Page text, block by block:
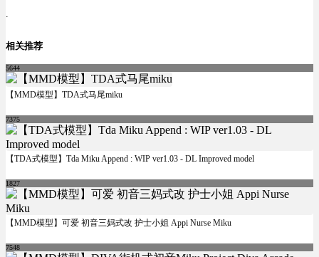
.
相关推荐
5644
【MMD模型】TDA式马尾miku
7375
【TDA式模型】Tda Miku Append : WIP ver1.03 - DL Improved model
1827
【MMD模型】可爱 初音三妈式改 护士小姐 Appi Nurse Miku
7548